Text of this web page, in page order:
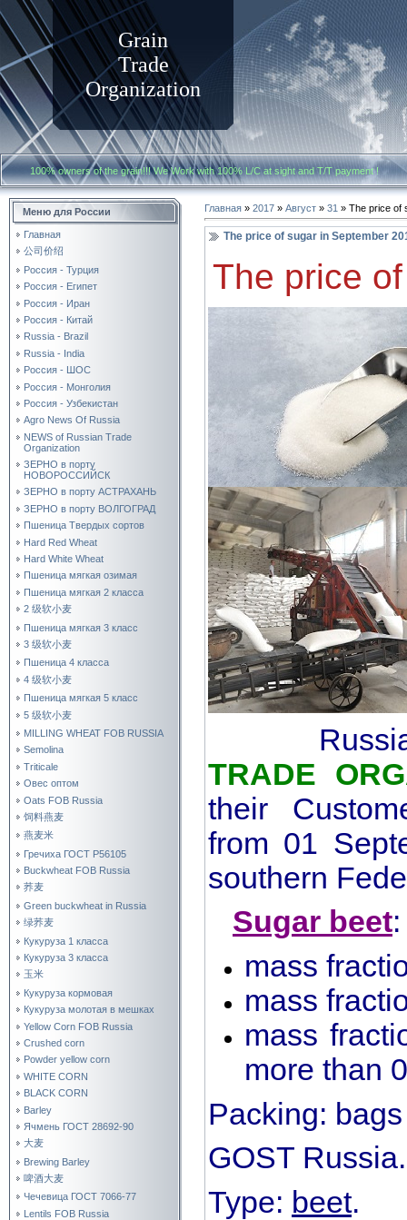
Grain
Trade
Organization
100% owners of the grain!!! We Work with100% L/C at sight and T/T payment
Меню для России
Главная
公司价绍
Россия - Турция
Россия - Египет
Россия - Иран
Россия - Китай
Russia - Brazil
Russia - India
Россия - ШОС
Россия - Монголия
Россия - Узбекистан
Agro News Of Russia
NEWS of Russian Trade
Organization
ЗЕРНО в порту
НОВОРОССИЙСК
ЗЕРНО в порту АСТРАХАНЬ
ЗЕРНО в порту ВОЛГОГРАД
Пшеница Твердых сортов
Hard Red Wheat
Hard White Wheat
Пшеница мягкая озимая
Пшеница мягкая 2 класса
2 级软小麦
Пшеница мягкая 3 класс
3 级软小麦
Пшеница 4 класса
4 级软小麦
Пшеница мягкая 5 класс
5 级软小麦
MILLING WHEAT FOB RUSSIA
Semolina
Triticale
Овес оптом
Oats FOB Russia
饲料燕麦
燕麦米
Гречиха ГОСТ Р56105
Buckwheat FOB Russia
荞麦
Green buckwheat in Russia
绿荞麦
Кукуруза 1 класса
Кукуруза 3 класса
玉米
Кукуруза кормовая
Кукуруза молотая в мешках
Yellow Corn FOB Russia
Crushed corn
Powder yellow corn
WHITE CORN
BLACK CORN
Barley
Ячмень ГОСТ 28692-90
大麦
Brewing Barley
啤酒大麦
Чечевица ГОСТ 7066-77
Lentils FOB Russia
Главная » 2017 » Август » 31 » The price of
The price of sugar in September
The price
TRADE
their
from 01
southern
Sugar beet:
mass
mass
mass
more than
Packing:
GOST Russia.
Type: beet.